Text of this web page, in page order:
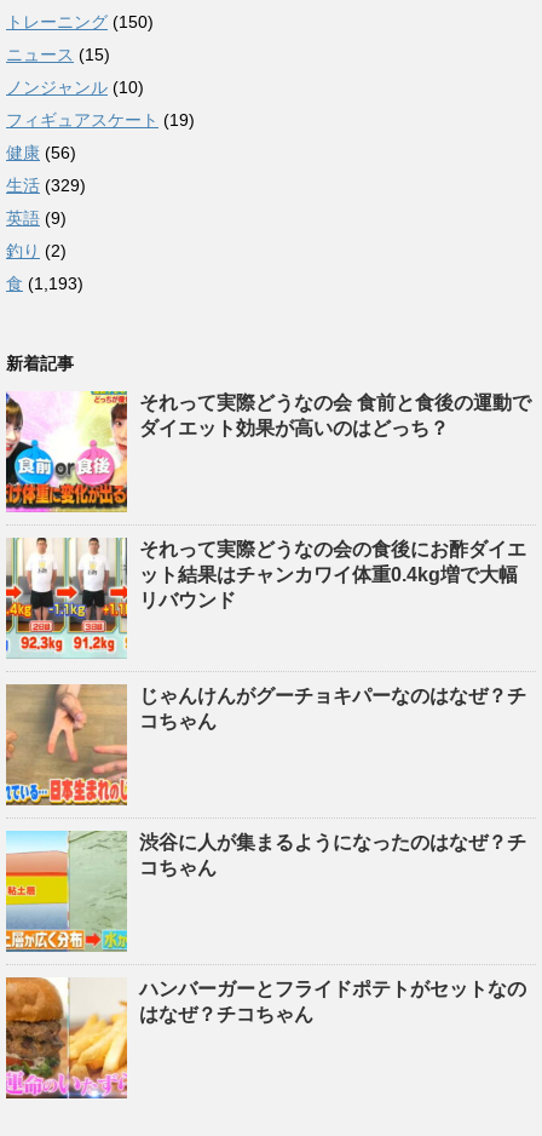
トレーニング (150)
ニュース (15)
ノンジャンル (10)
フィギュアスケート (19)
健康 (56)
生活 (329)
英語 (9)
釣り (2)
食 (1,193)
新着記事
それって実際どうなの会 食前と食後の運動で
ダイエット効果が高いのはどっち？
それって実際どうなの会の食後にお酢ダイエ
ット結果はチャンカワイ体重0.4kg増で大幅
リバウンド
じゃんけんがグーチョキパーなのはなぜ？チ
コちゃん
渋谷に人が集まるようになったのはなぜ？チ
コちゃん
ハンバーガーとフライドポテトがセットなの
はなぜ？チコちゃん